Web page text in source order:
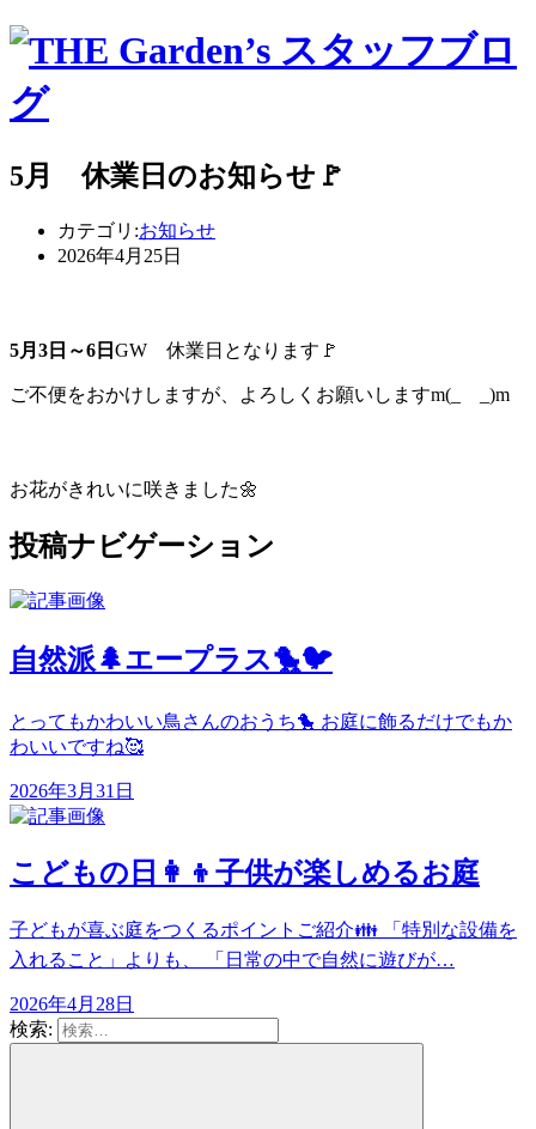
5月 休業日のお知らせ🚩
カテゴリ:お知らせ
2026年4月25日
5月3日～6日 GW 休業日となります🚩
ご不便をおかけしますが、よろしくお願いしますm(_ _)m
お花がきれいに咲きました🌼
投稿ナビゲーション
自然派🌲エープラス🐤🐦
とってもかわいい鳥さんのおうち🐤 お庭に飾るだけでもか
わいいですね🥰
2026年3月31日
こどもの日👩👦子供が楽しめるお庭
子どもが喜ぶ庭をつくるポイントご紹介👪 「特別な設備を
入れること」よりも、 「日常の中で自然に遊びが…
2026年4月28日
検索: